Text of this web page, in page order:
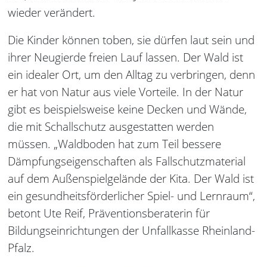
wieder verändert.
Die Kinder können toben, sie dürfen laut sein und
ihrer Neugierde freien Lauf lassen. Der Wald ist
ein idealer Ort, um den Alltag zu verbringen, denn
er hat von Natur aus viele Vorteile. In der Natur
gibt es beispielsweise keine Decken und Wände,
die mit Schallschutz ausgestatten werden
müssen. „Waldboden hat zum Teil bessere
Dämpfungseigenschaften als Fallschutzmaterial
auf dem Außenspielgelände der Kita. Der Wald ist
ein gesundheitsförderlicher Spiel- und Lernraum“,
betont Ute Reif, Präventionsberaterin für
Bildungseinrichtungen der Unfallkasse Rheinland-
Pfalz.